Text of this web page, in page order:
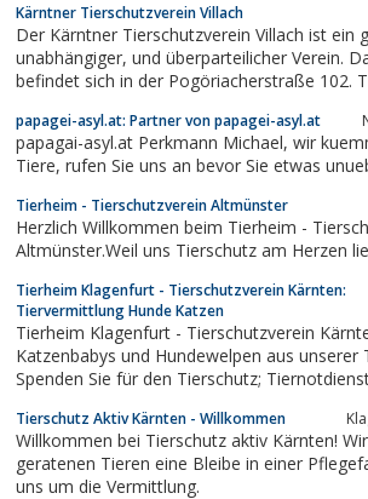
Kärntner Tierschutzverein Villach
Der Kärntner Tierschutzverein Villach ist ein
unabhängiger, und überparteilicher Verein. Das Villacher Tierheim
befindet sich in der Pogöriacherstraße 102.
papagei-asyl.at: Partner von papagei-asyl.at
papagai-asyl.at Perkmann Michael, wir kuemmern uns um Ihre
Tiere, rufen Sie uns an bevor Sie etwas
Tierheim - Tierschutzverein Altmünster
Herzlich Willkommen beim Tierheim -
Altmünster.Weil uns Tierschutz am Herzen
Tierheim Klagenfurt - Tierschutzverein Kärnten:
Tiervermittlung Hunde Katzen
Tierheim Klagenfurt - Tierschutzverein Kärnten:
Katzenbabys und Hundewelpen aus unserer
Spenden Sie für den Tierschutz;
Tierschutz Aktiv Kärnten - Willkommen
Willkommen bei Tierschutz aktiv Kärnten!
geratenen Tieren eine Bleibe in einer
uns um die Vermittlung.